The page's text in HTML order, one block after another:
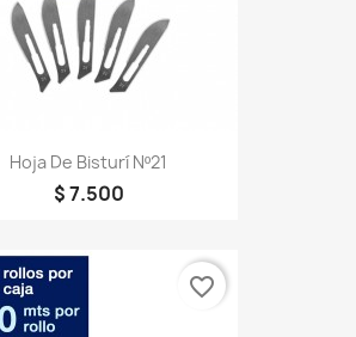
Hoja De Bisturí Nº21
$ 7.500
favorite_border